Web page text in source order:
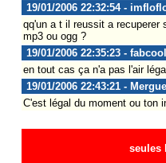
19/01/2006 22:32:54 -
qq'un a t il reussit a
mp3 ou ogg ?
19/01/2006 22:35:23 - fabcool
en tout cas ça n'a pas l'air
19/01/2006 22:43:21 -
C'est légal du moment ou ton
seules